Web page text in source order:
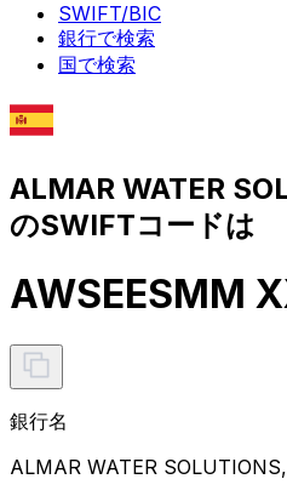
SWIFT/BIC
銀行で検索
国で検索
ALMAR WATER
のSWIFTコードは
AWSEESMM
銀行名
ALMAR WATER